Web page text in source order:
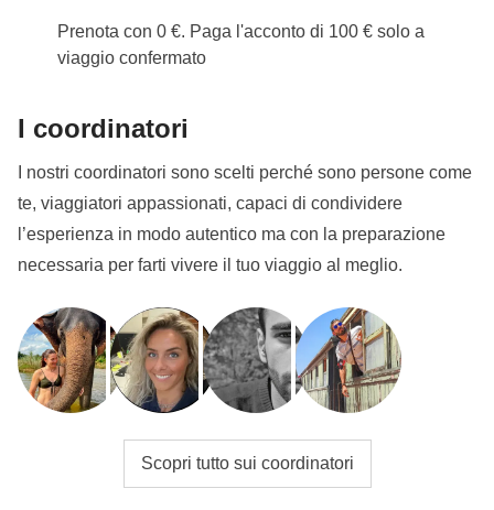
Prenota con 0 €. Paga l'acconto di 100 € solo a
viaggio confermato
I coordinatori
I nostri coordinatori sono scelti perché sono persone come
te, viaggiatori appassionati, capaci di condividere
l’esperienza in modo autentico ma con la preparazione
necessaria per farti vivere il tuo viaggio al meglio.
Scopri tutto sui coordinatori